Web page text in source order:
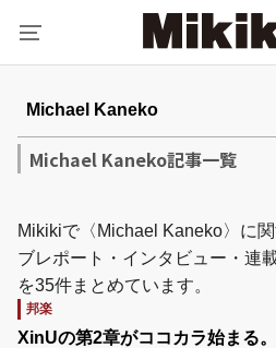
Michael Kaneko記事一覧
Mikikiで〈Michael Kaneko〉に
ブレポート・インタビュー・連
を35件まとめています。
邦楽
XinUの第2章がココカラ始まる。